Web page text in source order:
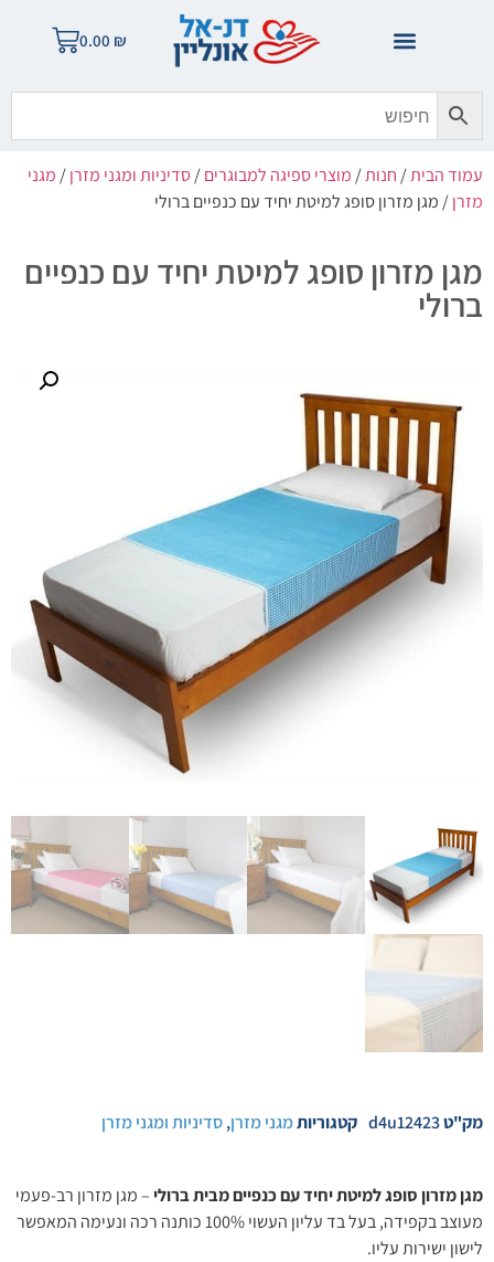
0.00 ₪
עמוד הבית/חנות/מוצרי ספיגה למבוגרים/סדיניות ומגני מזרן/מגני
מזרן/ מגן מזרון סופג למיטת יחיד עם כנפיים ברולי
מגן מזרון סופג למיטת יחיד עם כנפיים
ברולי
מק"טd4u12423 קטגוריותמגני מזרן,סדיניות ומגני מזרן
מגן מזרון סופג למיטת יחיד עם כנפיים מבית ברולי– מגן מזרון רב-פעמי
מעוצב בקפידה, בעל בד עליון העשוי 100% כותנה רכה ונעימה המאפשר
לישון ישירות עליו.